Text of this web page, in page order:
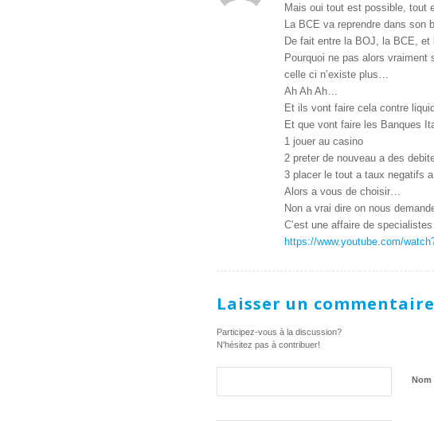
:
Mais oui tout est possible, tout
La BCE va reprendre dans
De fait entre la BOJ, la BCE, et
Pourquoi ne pas alors
celle ci n’existe plus…
Ah Ah Ah…
Et ils vont faire cela contre
Et que vont faire les Banques
1 jouer au casino
2 preter de nouveau a des
3 placer le tout a taux negatifs a
Alors a vous de choisir…
Non a vrai dire on nous
C’est une affaire de
https://www.youtube.com/
Laisser un commentaire
Participez-vous à la discussion?
N'hésitez pas à contribuer!
Nom